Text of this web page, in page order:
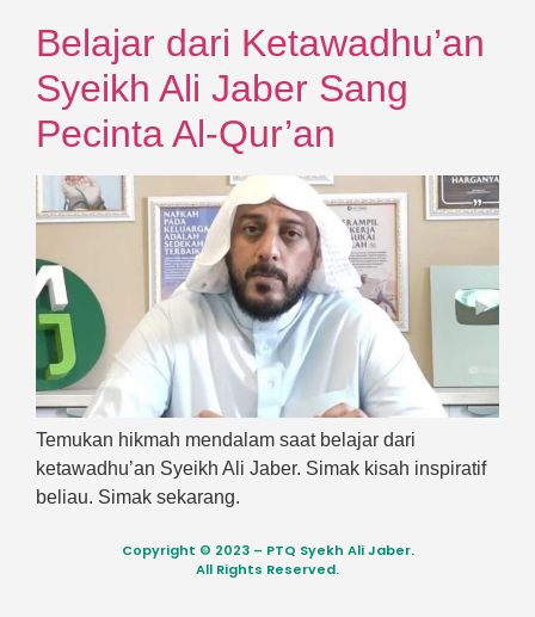
Belajar dari Ketawadhu’an
Syeikh Ali Jaber Sang
Pecinta Al-Qur’an
Temukan hikmah mendalam saat belajar dari
ketawadhu’an Syeikh Ali Jaber. Simak kisah inspiratif
beliau. Simak sekarang.
Copyright © 2023 – PTQ Syekh Ali Jaber.
All Rights Reserved.